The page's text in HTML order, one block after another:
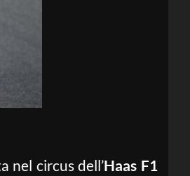
nel circus dell’Haas F1